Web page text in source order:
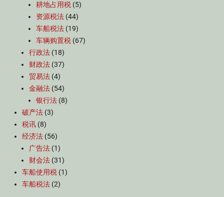
耕地占用税 (5)
资源税法 (44)
车船税法 (19)
车辆购置税 (67)
行政法 (18)
财政法 (37)
贸易法 (4)
金融法 (54)
银行法 (8)
破产法 (3)
税讯 (8)
经济法 (56)
广告法 (1)
财会法 (31)
车船使用税 (1)
车船税法 (2)